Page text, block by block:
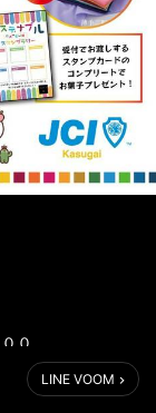
０
LINE VOOM